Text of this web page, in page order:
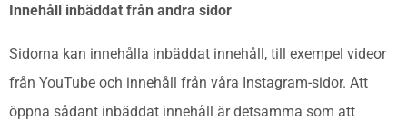
Innehåll inbäddat från andra sidor
Sidorna kan innehålla inbäddat innehåll, till exempel videor
från YouTube och innehåll från våra Instagram-sidor. Att
öppna sådant inbäddat innehåll är detsamma som att